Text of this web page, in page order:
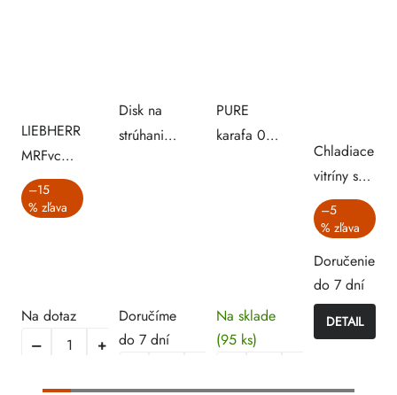
LIEBHERR
MRFvc
4001
chladnička
–15
%
Na dotaz
Disk na
strúhanie
Doručíme
do 7 dní
PURE
karafa 0,9
Na sklade
(95 ks)
Chladiace
vitríny s
pevnými
policami
–5
%
Doručenie
do 7 dní
DETAIL